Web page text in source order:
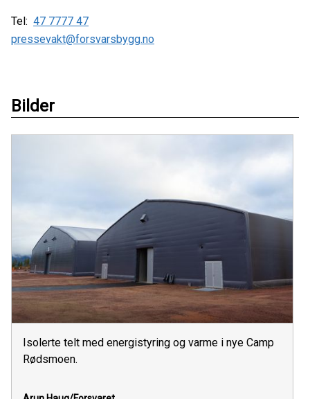
Tel: 47 7777 47
pressevakt@forsvarsbygg.no
Bilder
Isolerte telt med energistyring og varme i nye Camp
Rødsmoen.